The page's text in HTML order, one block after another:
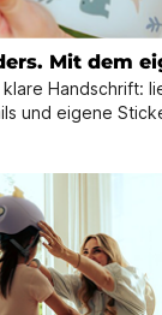
Mit dem
Handschrift:
und eigene